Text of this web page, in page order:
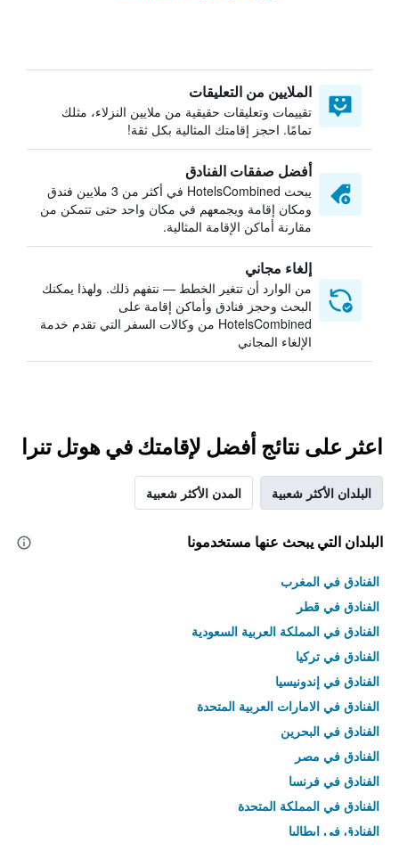
الملايين من التعليقات
تقييمات وتعليقات حقيقية من ملايين النزلاء، مثلك
تمامًا. احجز إقامتك المثالية بكل ثقة!
أفضل صفقات الفنادق
يبحث HotelsCombined في أكثر من 3 ملايين فندق
ومكان إقامة ويجمعهم في مكان واحد حتى تتمكن من
مقارنة أماكن الإقامة المثالية.
إلغاء مجاني
من الوارد أن تتغير الخطط — نتفهم ذلك. ولهذا يمكنك
البحث وحجز فنادق وأماكن إقامة على
HotelsCombined من وكالات السفر التي تقدم خدمة
الإلغاء المجاني
اعثر على نتائج أفضل لإقامتك في هوتل تنرا
البلدان الأكثر شعبية المدن الأكثر شعبية
البلدان التي يبحث عنها مستخدمونا
الفنادق في المغرب
الفنادق في قطر
الفنادق في المملكة العربية السعودية
الفنادق في تركيا
الفنادق في إندونيسيا
الفنادق في الامارات العربية المتحدة
الفنادق في البحرين
الفنادق في مصر
الفنادق في فرنسا
الفنادق في المملكة المتحدة
الفنادق في إيطاليا